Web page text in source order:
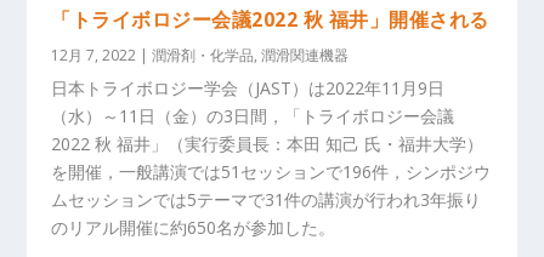
「トライボロジー会議2022 秋 福井」開催される
12月 7, 2022 |潤滑剤・化学品,潤滑関連機器
日本トライボロジー学会（JAST）は2022年11月9日
（水）～11日（金）の3日間，「トライボロジー会議
2022 秋 福井」（実行委員長：本田 知己 氏・福井大学）
を開催，一般講演では51セッションで196件，シンポジウ
ムセッションでは5テーマで31件の講演が行われ3年振り
のリアル開催に約650名が参加した。